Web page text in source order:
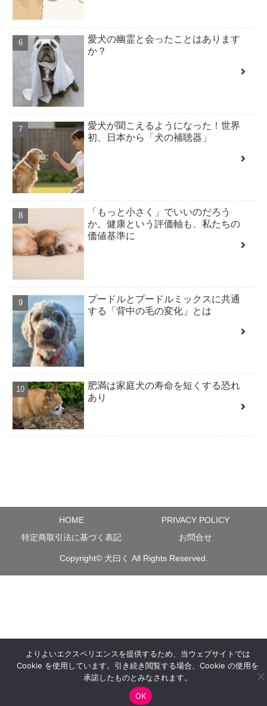
愛犬の幽霊と会ったことはあります
か？
愛犬が聞こえるようになった！世界
初、日本から「犬の補聴器」
「もっと小さく」でいいのだろう
か。健康という評価軸も、私たちの
価値基準に
プードルとプードルミックスに共通
する「背中の毛の変化」とは
肥満は家庭犬の寿命を短くする恐れ
あり
HOME
PRIVACY POLICY
特定商取引法に基づく表記
お問合せ
Copyright© 犬曰く All Rights Reserved.
よりよいエクスペリエンスを提供するため、当ウェブサイトでは
Cookie を使用しています。引き続き閲覧する場合、Cookie の使用を
承諾したものとみなされます。
OK